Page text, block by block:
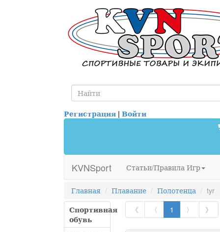
Регистрация | Войти
KVNSport Статьи/Правила Игр
Главная Плавание Полотенца
tyr
Спортивная
обувь
《 〈 1 〉 》